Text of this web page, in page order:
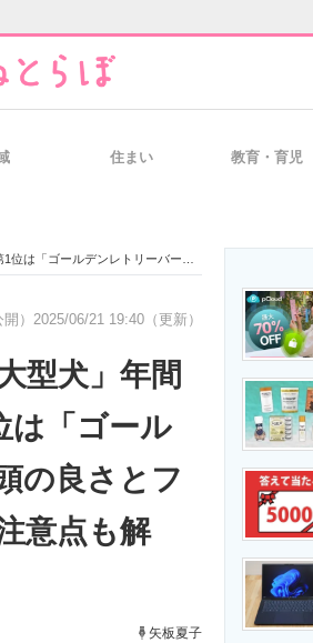
経営リーダーのコミュニティ
製造業のIT導入・活用を支援
本と応用 エネルギーの専門メディア
住まい 教育・育児
とフレンドリーさ！」「飼うときの注意点も解説」
） 2025/06/21 19:40（更新）
型犬」年間
「ゴール
の良さとフ
意点も解
矢板夏子